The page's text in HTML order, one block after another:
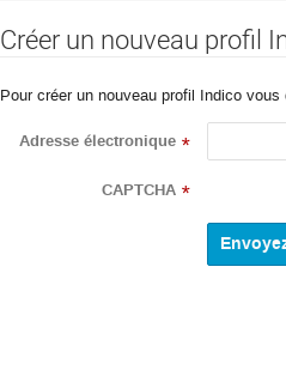
Créer un nouveau profil
Pour créer un nouveau profil Indico
Adresse électronique *
CAPTCHA *